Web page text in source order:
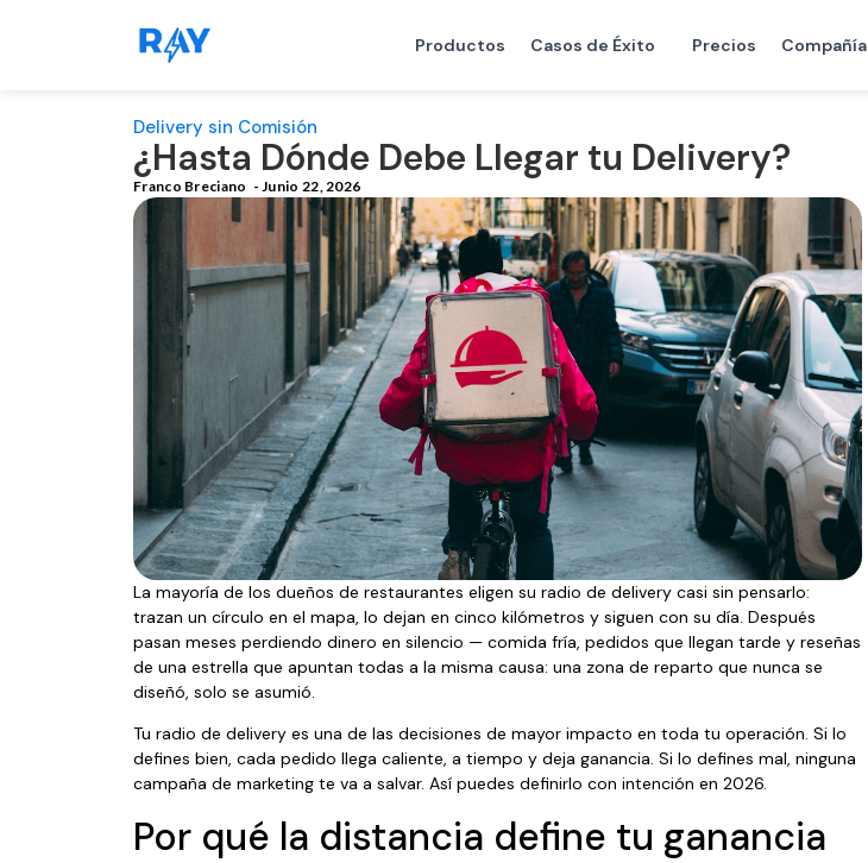
Productos Casos de Éxito Precios Compañía
Delivery sin Comisión
¿Hasta Dónde Debe Llegar tu Delivery?
Franco Breciano - Junio 22, 2026
La mayoría de los dueños de restaurantes eligen su radio de delivery casi sin pensarlo:
trazan un círculo en el mapa, lo dejan en cinco kilómetros y siguen con su día. Después
pasan meses perdiendo dinero en silencio — comida fría, pedidos que llegan tarde y reseñas
de una estrella que apuntan todas a la misma causa: una zona de reparto que nunca se
diseñó, solo se asumió.
Tu radio de delivery es una de las decisiones de mayor impacto en toda tu operación. Si lo
defines bien, cada pedido llega caliente, a tiempo y deja ganancia. Si lo defines mal, ninguna
campaña de marketing te va a salvar. Así puedes definirlo con intención en 2026.
Por qué la distancia define tu ganancia